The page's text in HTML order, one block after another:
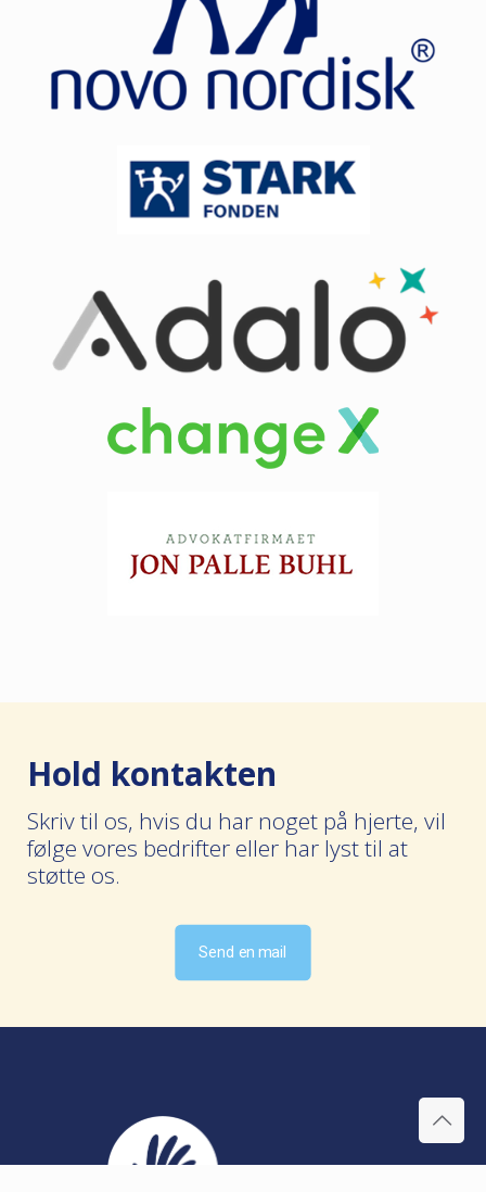
Hold kontakten
Skriv til os, hvis du har noget på hjerte, vil
følge vores bedrifter eller har lyst til at
støtte os.
Send en mail